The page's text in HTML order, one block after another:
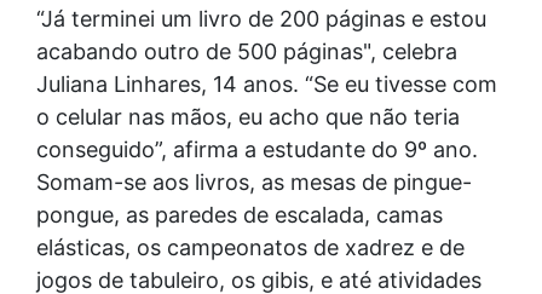
“Já terminei um livro de 200 páginas e estou
acabando outro de 500 páginas", celebra
Juliana Linhares, 14 anos. “Se eu tivesse com
o celular nas mãos, eu acho que não teria
conseguido”, afirma a estudante do 9º ano.
Somam-se aos livros, as mesas de pingue-
pongue, as paredes de escalada, camas
elásticas, os campeonatos de xadrez e de
jogos de tabuleiro, os gibis, e até atividades